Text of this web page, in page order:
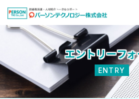
エントリーフ
ENTRY